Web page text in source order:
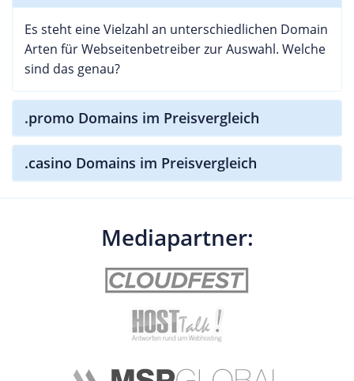
Es steht eine Vielzahl an unterschiedlichen Domain
Arten für Webseitenbetreiber zur Auswahl. Welche
sind das genau?
.promo Domains im Preisvergleich
.casino Domains im Preisvergleich
Mediapartner: